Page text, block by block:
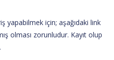
yapabilmek için; aşağıdaki link
olması zorunludur. Kayıt olup